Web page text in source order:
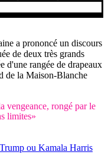
a prononcé un discours
de deux très grands
d'une rangée de drapeaux
de la Maison-Blanche
vengeance, rongé par le
limites»
ou Kamala Harris